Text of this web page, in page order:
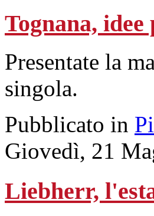
Tognana,
Presentate la
singola.
Pubblicato in
Giovedì, 21
Liebherr,